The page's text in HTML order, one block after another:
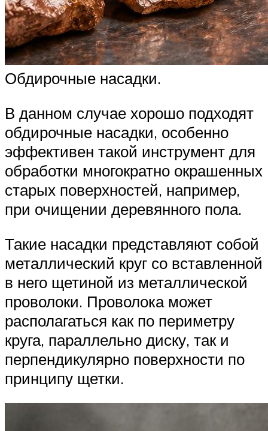
Обдирочные насадки.
В данном случае хорошо подходят
обдирочные насадки, особенно
эффективен такой инструмент для
обработки многократно окрашенных
старых поверхностей, например,
при очищении деревянного пола.
Такие насадки представляют собой
металлический круг со вставленной
в него щетиной из металлической
проволоки. Проволока может
располагаться как по периметру
круга, параллельно диску, так и
перпендикулярно поверхности по
принципу щетки.